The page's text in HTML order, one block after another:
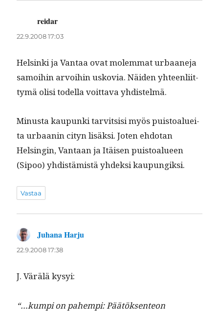
reidar
22.9.2008 17:03
Helsin­ki ja Van­taa ovat molem­mat urbaane­ja
samoi­hin arvoihin uskovia. Näi­den yhteen­li­it­
tymä olisi todel­la voit­ta­va yhdistelmä.
Minus­ta kaupun­ki tarvit­sisi myös puis­toaluei­
ta urbaanin cityn lisäk­si. Joten ehdotan
Helsin­gin, Van­taan ja Itäisen puis­toalueen
(Sipoo) yhdis­tämistä yhdek­si kaupungiksi.
Vastaa
Juhana Harju
22.9.2008 17:38
J. Värälä kysyi:
“…kumpi on pahempi: Päätök­sen­teon